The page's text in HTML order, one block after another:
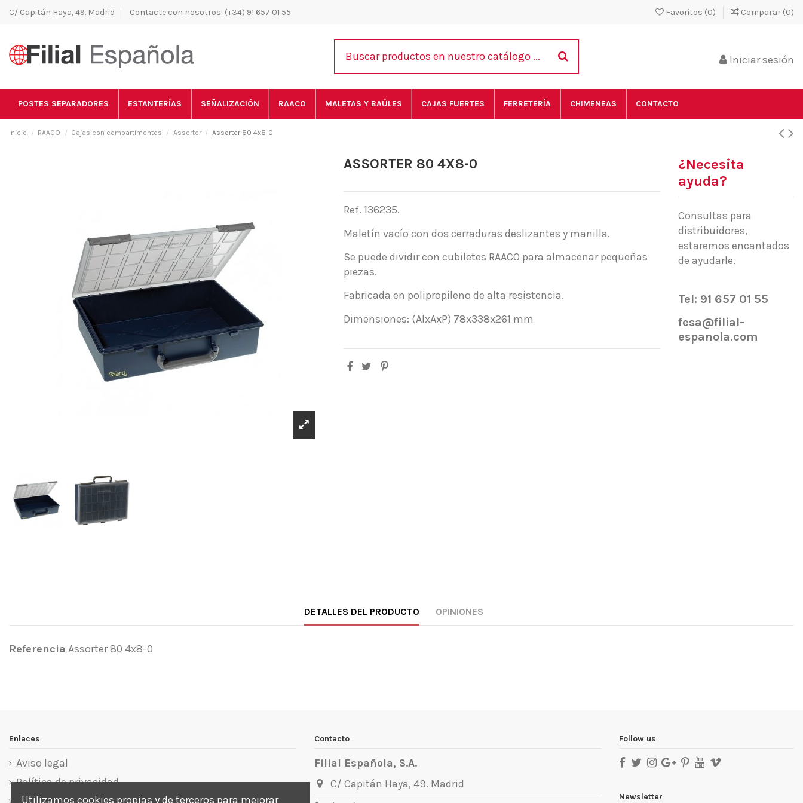
C/ Capitán Haya, 49. Madrid Contacte con nosotros: (+34) 91 657 01 55 Favoritos (0) Comparar (0)
Iniciar sesión
POSTES SEPARADORES ESTANTERÍAS SEÑALIZACIÓN RAACO MALETAS Y BAÚLES CAJAS FUERTES FERRETERÍA CHIMENEAS CONTACTO
Inicio RAACO Cajas con compartimentos Assorter Assorter 80 4x8-0
ASSORTER 80 4X8-0
Ref. 136235.
Maletín vacío con dos cerraduras deslizantes y manilla.
Se puede dividir con cubiletes RAACO para almacenar pequeñas
piezas.
Fabricada en polipropileno de alta resistencia.
Dimensiones: (AlxAxP) 78x338x261 mm
¿Necesita
ayuda?
Consultas para
distribuidores,
estaremos encantados
de ayudarle.
Tel: 91 657 01 55
fesa@filial-
espanola.com
DETALLES DEL PRODUCTO OPINIONES
Referencia Assorter 80 4x8-0
Enlaces
Aviso legal
Política de privacidad
Contacto
Filial Española, S.A.
C/ Capitán Haya, 49. Madrid
Follow us
Newsletter
Utilizamos cookies propias y de terceros para mejorar